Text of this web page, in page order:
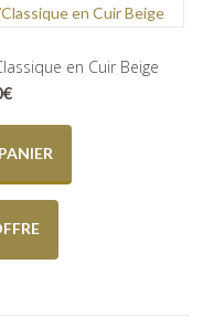
en Cuir Beige
€